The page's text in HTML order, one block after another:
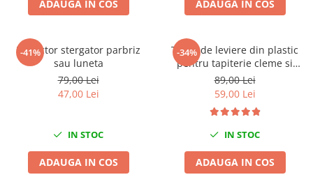
Chei Dinamometrice
Gresoare
Reparat Filete
Scule Electrice
Aspiratoare industriale
Lampi si Lanterne
Masini de insurubat si gaurit
ADAUGA IN COS ADAUGA IN COS
-41%
Extractor stergator parbriz
sau luneta
79,00 Lei
47,00 Lei
IN STOC
ADAUGA IN COS
-34%
Trusa de leviere din plastic
pentru tapiterie cleme si
panouri auto 11 piese
89,00 Lei
59,00 Lei
IN STOC
ADAUGA IN COS